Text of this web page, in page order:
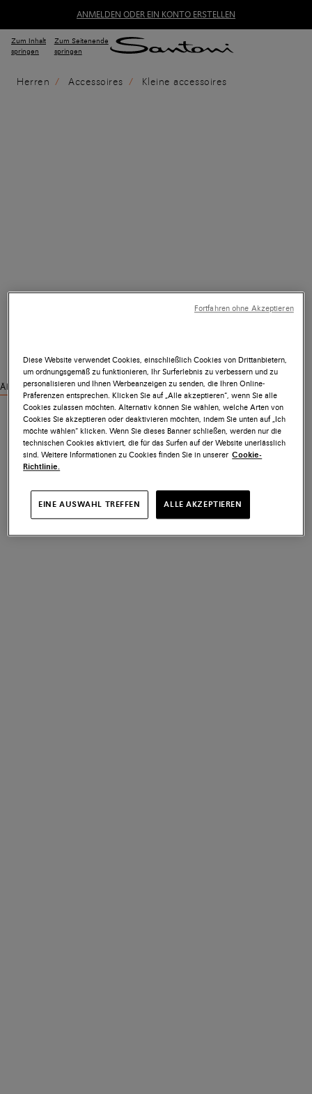
ANMELDEN ODER EIN KONTO ERSTELLEN
Zum Inhalt
springen
Zum Seitenende
springen
Herren Accessoires Kleine accessoires
Ähnliche Produkte ansehen
Diese Website verwendet Cookies, einschließlich Cookies von Drittanbietern,
um ordnungsgemäß zu funktionieren, Ihr Surferlebnis zu verbessern und zu
personalisieren und Ihnen Werbeanzeigen zu senden, die Ihren Online-
Präferenzen entsprechen. Klicken Sie auf „Alle akzeptieren“, wenn Sie alle
Cookies zulassen möchten. Alternativ können Sie wählen, welche Arten von
Cookies Sie akzeptieren oder deaktivieren möchten, indem Sie unten auf „Ich
möchte wählen“ klicken. Wenn Sie dieses Banner schließen, werden nur die
technischen Cookies aktiviert, die für das Surfen auf der Website unerlässlich
sind. Weitere Informationen zu Cookies finden Sie in unserer Cookie-
Richtlinie.
EINE AUSWAHL TREFFEN ALLE AKZEPTIEREN
Fortfahren ohne Akzeptieren